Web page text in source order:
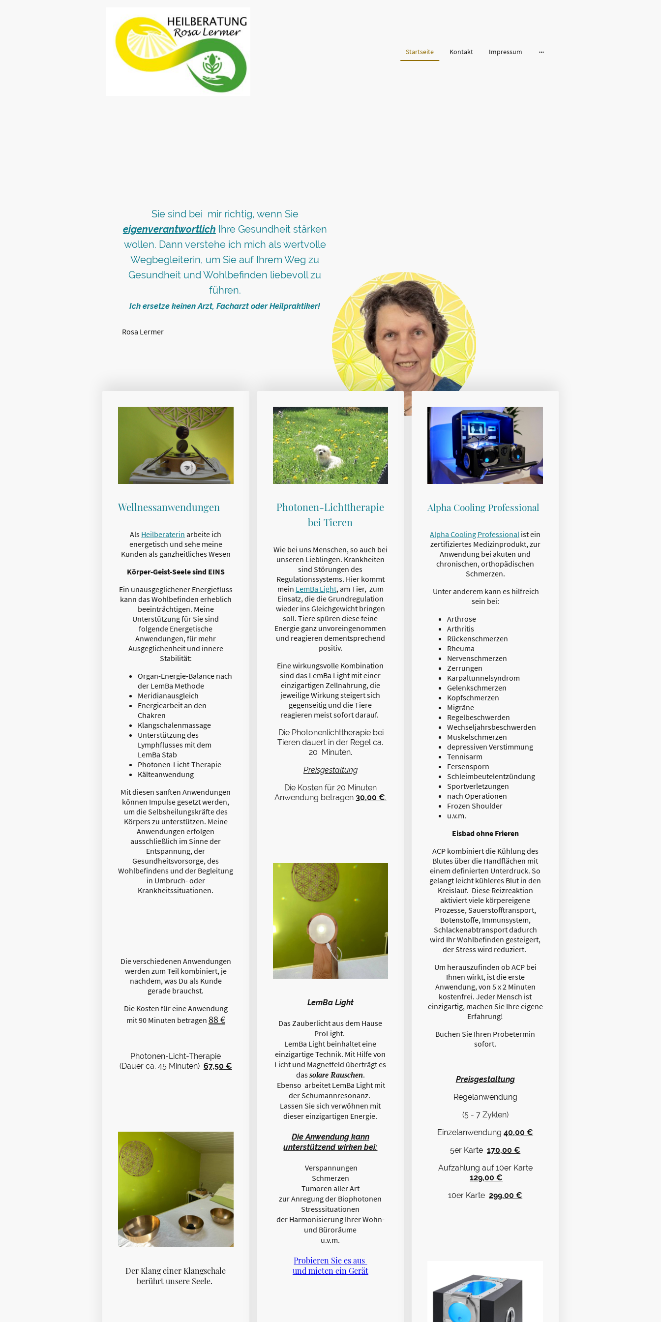
Startseite Kontakt Impressum
Sie sind bei mir richtig, wenn Sie
eigenverantwortlich Ihre Gesundheit stärken
wollen. Dann verstehe ich mich als wertvolle
Wegbegleiterin, um Sie auf Ihrem Weg zu
Gesundheit und Wohlbefinden liebevoll zu
führen.
Ich ersetze keinen Arzt, Facharzt oder Heilpraktiker!
Rosa Lermer
Wellnessanwendungen
Als Heilberaterin arbeite ich
energetisch und sehe meine
Kunden als ganzheitliches Wesen
Körper-Geist-Seele sind EINS
Ein unausgeglichener Energiefluss
kann das Wohlbefinden erheblich
beeinträchtigen. Meine
Unterstützung für Sie sind
folgende Energetische
Anwendungen, für mehr
Ausgeglichenheit und innere
Stabilität:
Organ-Energie-Balance nach
der LemBa Methode
Meridianausgleich
Energiearbeit an den
Chakren
Klangschalenmassage
Unterstützung des
Lymphflusses mit dem
LemBa Stab
Photonen-Licht-Therapie
Kälteanwendung
Mit diesen sanften Anwendungen
können Impulse gesetzt werden,
um die Selbsheilungskräfte des
Körpers zu unterstützen. Meine
Anwendungen erfolgen
ausschließlich im Sinne der
Entspannung, der
Gesundheitsvorsorge, des
Wohlbefindens und der Begleitung
in Umbruch- oder
Krankheitssituationen.
Die verschiedenen Anwendungen
werden zum Teil kombiniert, je
nachdem, was Du als Kunde
gerade brauchst.
Die Kosten für eine Anwendung
mit 90 Minuten betragen 88 €
Photonen-Licht-Therapie
(Dauer ca. 45 Minuten) 67,50 €
Der Klang einer Klangschale
berührt unsere Seele.
Photonen-Lichttherapie
bei Tieren
Wie bei uns Menschen, so auch bei
unseren Lieblingen. Krankheiten
sind Störungen des
Regulationssystems. Hier kommt
mein LemBa Light, am Tier, zum
Einsatz, die die Grundregulation
wieder ins Gleichgewicht bringen
soll. Tiere spüren diese feine
Energie ganz unvoreingenommen
und reagieren dementsprechend
positiv.
Eine wirkungsvolle Kombination
sind das LemBa Light mit einer
einzigartigen Zellnahrung, die
jeweilige Wirkung steigert sich
gegenseitig und die Tiere
reagieren meist sofort darauf.
Die Photonenlichttherapie bei
Tieren dauert in der Regel ca.
20 Minuten.
Preisgestaltung
Die Kosten für 20 Minuten
Anwendung betragen 30,00 €.
LemBa Light
Das Zauberlicht aus dem Hause
ProLight.
LemBa Light beinhaltet eine
einzigartige Technik. Mit Hilfe von
Licht und Magnetfeld überträgt es
dassolare Rauschen.
Ebenso arbeitet LemBa Light mit
der Schumannresonanz.
Lassen Sie sich verwöhnen mit
dieser einzigartigen Energie.
Die Anwendung kann
unterstützend wirken bei:
Verspannungen
Schmerzen
Tumoren aller Art
zur Anregung der Biophotonen
Stresssituationen
der Harmonisierung Ihrer Wohn-
und Büroräume
u.v.m.
Probieren Sie es aus
und mieten ein Gerät
Alpha Cooling Professional
Alpha Cooling Professional ist ein
zertifiziertes Medizinprodukt, zur
Anwendung bei akuten und
chronischen, orthopädischen
Schmerzen.
Unter anderem kann es hilfreich
sein bei:
Arthrose
Arthritis
Rückenschmerzen
Rheuma
Nervenschmerzen
Zerrungen
Karpaltunnelsyndrom
Gelenkschmerzen
Kopfschmerzen
Migräne
Regelbeschwerden
Wechseljahrsbeschwerden
Muskelschmerzen
depressiven Verstimmung
Tennisarm
Fersensporn
Schleimbeutelentzündung
Sportverletzungen
nach Operationen
Frozen Shoulder
u.v.m.
Eisbad ohne Frieren
ACP kombiniert die Kühlung des
Blutes über die Handflächen mit
einem definierten Unterdruck. So
gelangt leicht kühleres Blut in den
Kreislauf. Diese Reizreaktion
aktiviert viele körpereigene
Prozesse, Sauerstofftransport,
Botenstoffe, Immunsystem,
Schlackenabtransport dadurch
wird Ihr Wohlbefinden gesteigert,
der Stress wird reduziert.
Um herauszufinden ob ACP bei
Ihnen wirkt, ist die erste
Anwendung, von 5 x 2 Minuten
kostenfrei. Jeder Mensch ist
einzigartig, machen Sie Ihre eigene
Erfahrung!
Buchen Sie Ihren Probetermin
sofort.
Preisgestaltung
Regelanwendung
(5 - 7 Zyklen)
Einzelanwendung40,00 €
5er Karte170,00 €
Aufzahlung auf 10er Karte
129,00 €
10er Karte299,00 €